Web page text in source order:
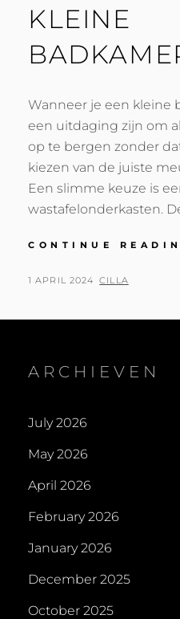
KLEINE
Wanneer je een kleine
een uitdaging zijn om
op te bergen zonder
kiezen van de juiste
Een slimme keuze is
wastafelonderkasten.
CONTINUE
POSTED
1 APRIL 2024 BY
CILLA
ARCHIEVEN
July 2026
May 2026
April 2026
February 2026
January 2026
December 2025
October 2025